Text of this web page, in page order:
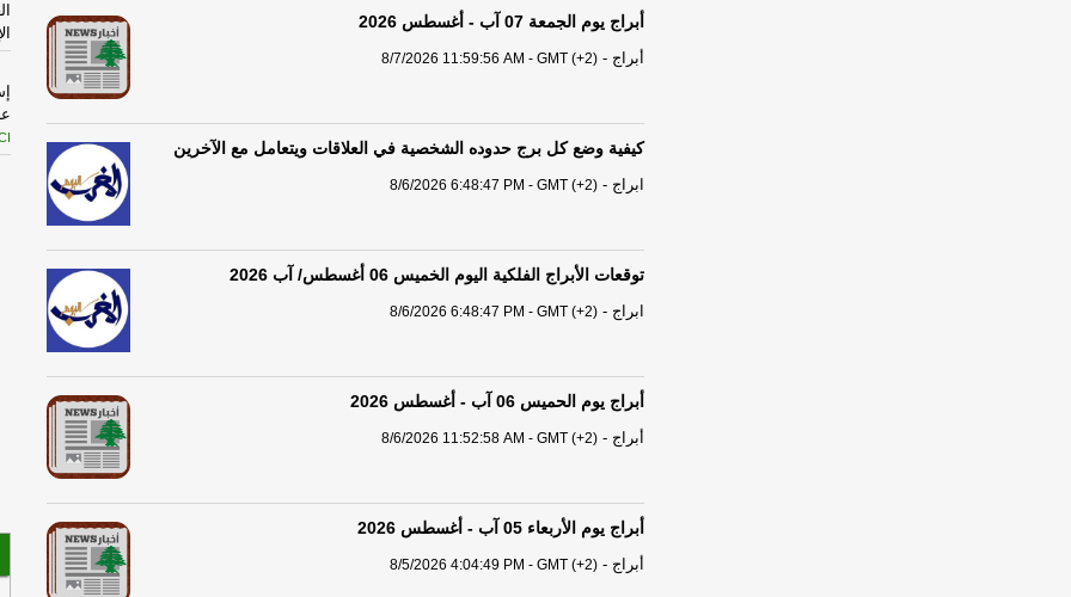
أبراج يوم الجمعة 07 آب - أغسطس 2026
أبراج -
8/7/2026 11:59:56 AM - GMT (+2)
كيفية وضع كل برج حدوده الشخصية في العلاقات ويتعامل مع الآخرين
ابراج -
8/6/2026 6:48:47 PM - GMT (+2)
توقعات الأبراج الفلكية اليوم الخميس 06 أغسطس/ آب 2026
ابراج -
8/6/2026 6:48:47 PM - GMT (+2)
أبراج يوم الحميس 06 آب - أغسطس 2026
أبراج -
8/6/2026 11:52:58 AM - GMT (+2)
أبراج يوم الأربعاء 05 آب - أغسطس 2026
أبراج -
8/5/2026 4:04:49 PM - GMT (+2)